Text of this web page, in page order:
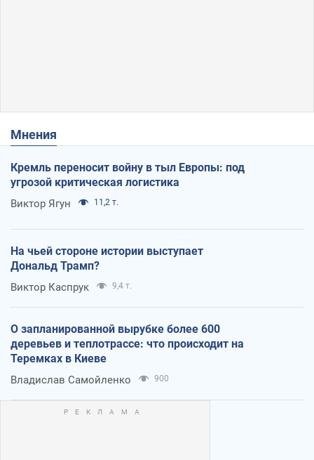
Мнения
Кремль переносит войну в тыл Европы: под
угрозой критическая логистика
Виктор Ягун 11,2 т.
На чьей стороне истории выступает
Дональд Трамп?
Виктор Каспрук 9,4 т.
О запланированной вырубке более 600
деревьев и теплотрассе: что происходит на
Теремках в Киеве
Владислав Самойленко 900